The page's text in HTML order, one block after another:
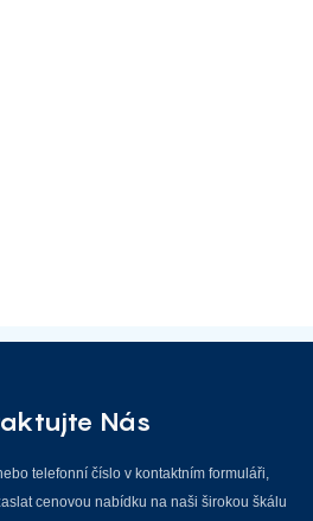
Nás
telefonní číslo v kontaktním formuláři,
cenovou nabídku na naši širokou škálu